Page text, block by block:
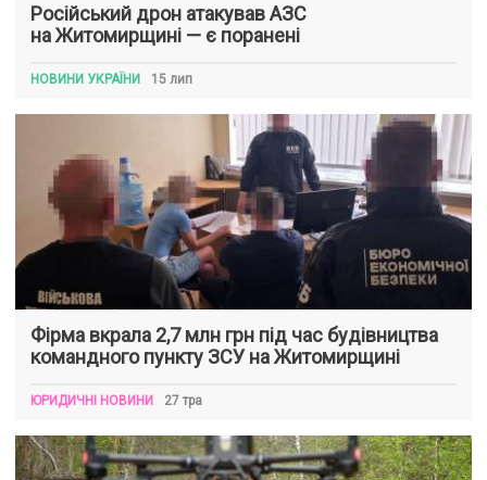
Російський дрон атакував АЗС
на Житомирщині — є поранені
НОВИНИ УКРАЇНИ 15 лип
Фірма вкрала 2,7 млн грн під час будівництва
командного пункту ЗСУ на Житомирщині
ЮРИДИЧНІ НОВИНИ 27 тра